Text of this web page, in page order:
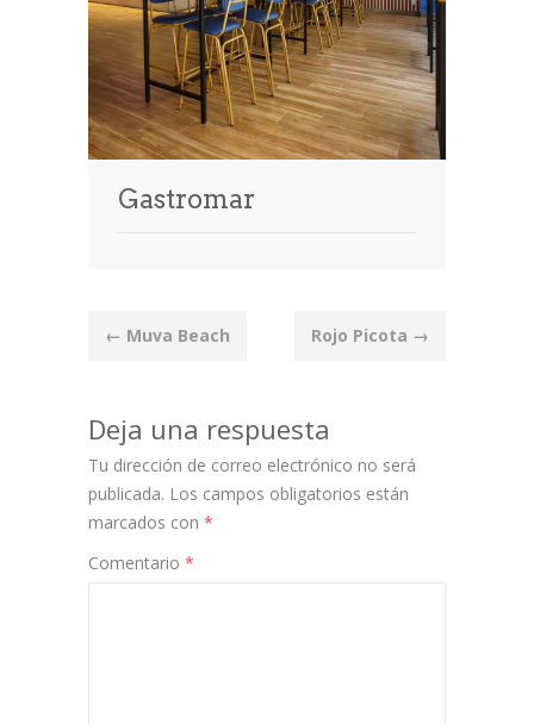
Gastromar
Post
← Muva Beach Rojo Picota →
Deja una respuesta
Tu dirección de correo electrónico no será
publicada. Los campos obligatorios están
marcados con *
Comentario *